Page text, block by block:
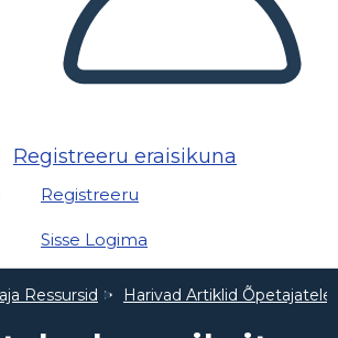
Registreeru eraisikuna
Registreeru
Sisse Logima
Ressursid Harivad Artiklid Õpetajatele